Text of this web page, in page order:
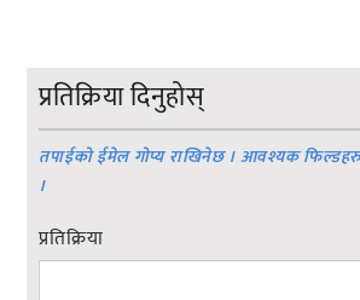
प्रतिक्रिया दिनुहोस्
तपाईको ईमेल गोप्य राखिनेछ । आवश्यक
।
प्रतिक्रिया